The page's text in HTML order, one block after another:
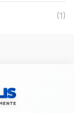
(1)